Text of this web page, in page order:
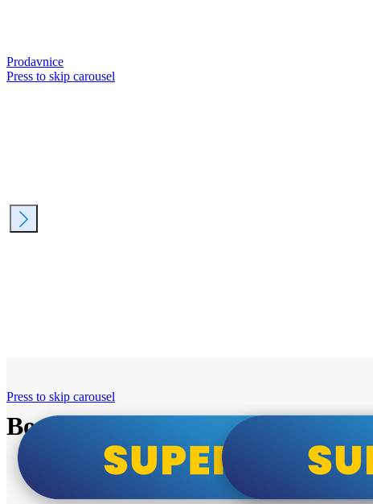
Prodavnice
Press to skip carousel
Bosch super cene
Press to skip carousel